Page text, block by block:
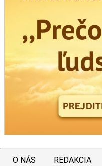
O NÁS REDAKCIA